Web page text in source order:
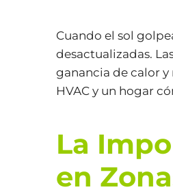
Cuando el sol
desactualizadas.
ganancia de calor
HVAC y un hogar
La
en